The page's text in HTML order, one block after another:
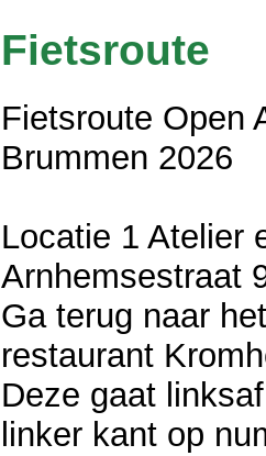
Fietsroute
Fietsroute Open
Brummen 2026
Locatie 1 Atelier
Arnhemsestraat
Ga terug naar
restaurant
Deze gaat
linker kant op